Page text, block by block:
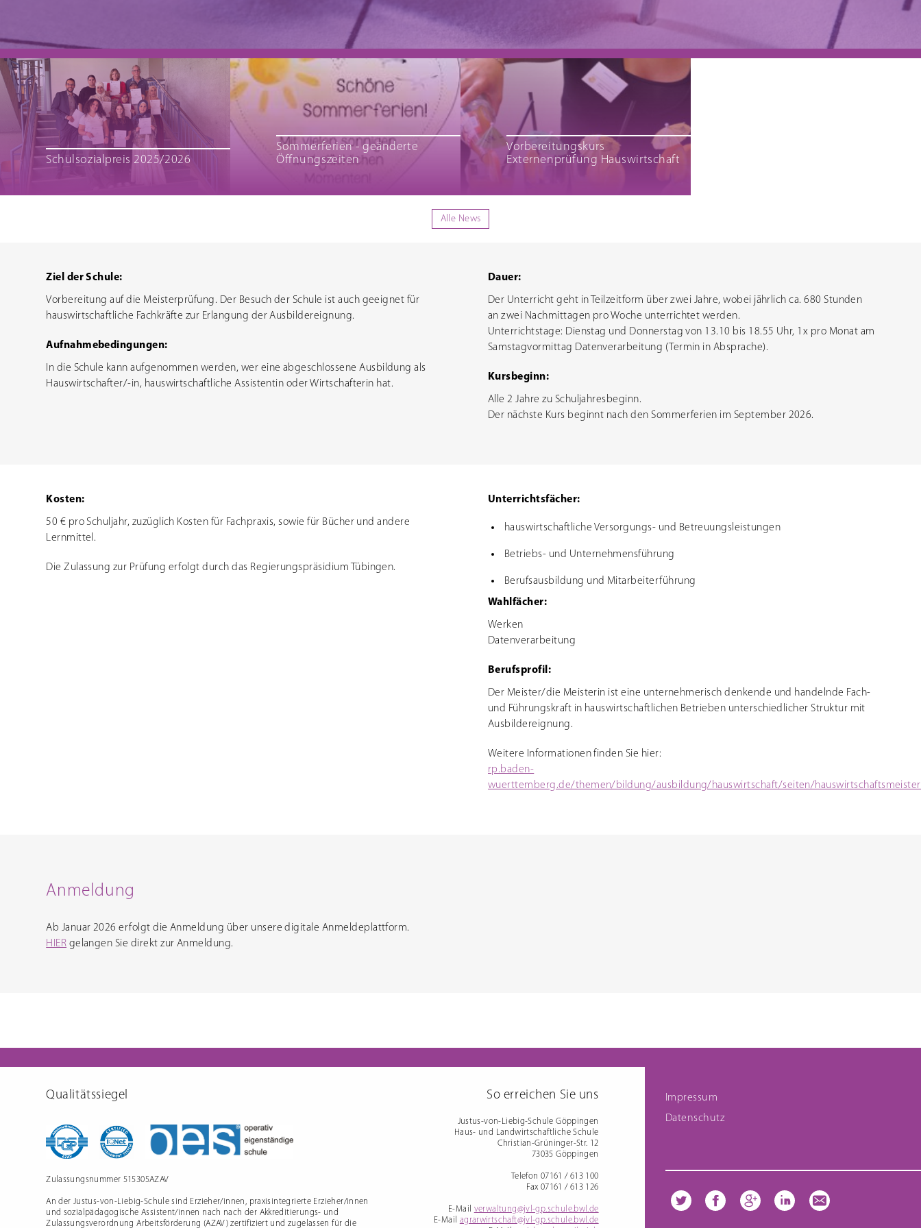
Schulsozialpreis 2025/2026
Sommerferien - geänderte
Öffnungszeiten
Vorbereitungskurs
Externenprüfung Hauswirtschaft
Alle News
Ziel der Schule:
Vorbereitung auf die Meisterprüfung. Der Besuch der Schule ist auch geeignet für
hauswirtschaftliche Fachkräfte zur Erlangung der Ausbildereignung.
Aufnahmebedingungen:
In die Schule kann aufgenommen werden, wer eine abgeschlossene Ausbildung als
Hauswirtschafter/-in, hauswirtschaftliche Assistentin oder Wirtschafterin hat.
Dauer:
Der Unterricht geht in Teilzeitform über zwei Jahre, wobei jährlich ca. 680 Stunden
an zwei Nachmittagen pro Woche unterrichtet werden.
Unterrichtstage: Dienstag und Donnerstag von 13.10 bis 18.55 Uhr, 1x pro Monat am
Samstagvormittag Datenverarbeitung (Termin in Absprache).
Kursbeginn:
Alle 2 Jahre zu Schuljahresbeginn.
Der nächste Kurs beginnt nach den Sommerferien im September 2026.
Kosten:
50 € pro Schuljahr, zuzüglich Kosten für Fachpraxis, sowie für Bücher und andere
Lernmittel.
Die Zulassung zur Prüfung erfolgt durch das Regierungspräsidium Tübingen.
Unterrichtsfächer:
hauswirtschaftliche Versorgungs- und Betreuungsleistungen
Betriebs- und Unternehmensführung
Berufsausbildung und Mitarbeiterführung
Wahlfächer:
Werken
Datenverarbeitung
Berufsprofil:
Der Meister/die Meisterin ist eine unternehmerisch denkende und handelnde Fach-
und Führungskraft in hauswirtschaftlichen Betrieben unterschiedlicher Struktur mit
Ausbildereignung.
Weitere Informationen finden Sie hier:
rp.baden-
wuerttemberg.de/themen/bildung/ausbildung/hauswirtschaft/seiten/
Anmeldung
Ab Januar 2026 erfolgt die Anmeldung über unsere digitale Anmeldeplattform.
HIER gelangen Sie direkt zur Anmeldung.
Qualitätssiegel
Zulassungsnummer 515305AZAV
An der Justus-von-Liebig-Schule sind Erzieher/innen, praxisintegrierte Erzieher/innen
und sozialpädagogische Assistent/innen nach nach der Akkreditierungs- und
Zulassungsverordnung Arbeitsförderung (AZAV) zertifiziert und zugelassen für die
So erreichen Sie uns
Justus-von-Liebig-Schule Göppingen
Haus- und Landwirtschaftliche Schule
Christian-Grüninger-Str. 12
73035 Göppingen
Telefon 07161 / 613 100
Fax 07161 / 613 126
E-Mail verwaltung@jvl-gp.schule.bwl.de
E-Mail agrarwirtschaft@jvl-gp.schule.bwl.de
Impressum
Datenschutz